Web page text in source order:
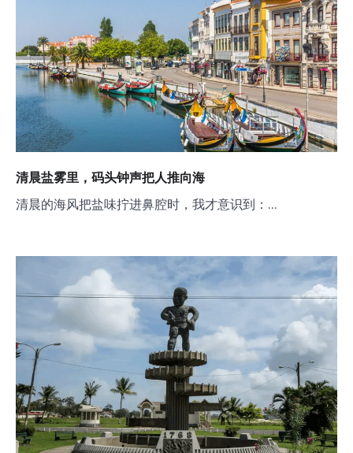
清晨盐雾里，码头钟声把人推向海
清晨的海风把盐味拧进鼻腔时，我才意识到：…